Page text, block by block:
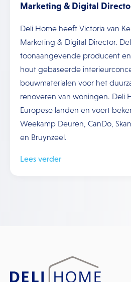
Marketing & Digital
Deli Home heeft Victoria van
Marketing & Digital Director.
toonaangevende producent
hout gebaseerde
bouwmaterialen voor het
renoveren van woningen. Deli
Europese landen en voert
Weekamp Deuren, CanDo,
en Bruynzeel.
Lees verder